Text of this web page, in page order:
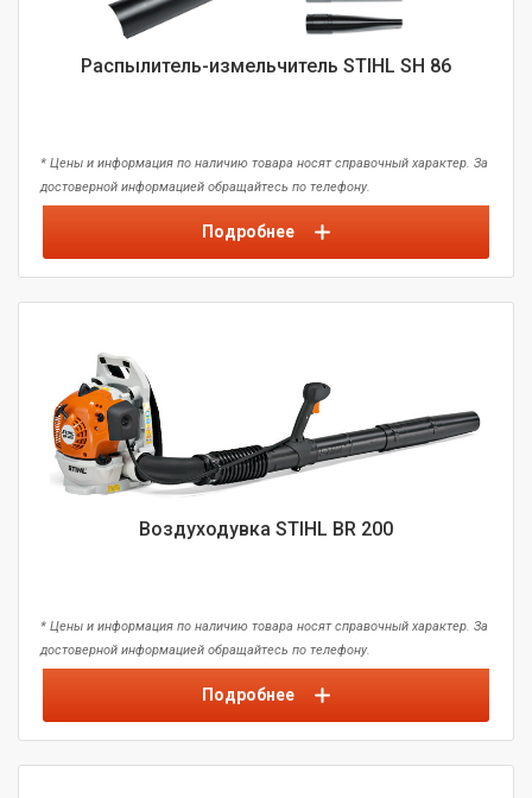
Распылитель-измельчитель STIHL SH 86
* Цены и информация по наличию товара носят справочный характер. За
достоверной информацией обращайтесь по телефону.
Подробнее
Воздуходувка STIHL BR 200
* Цены и информация по наличию товара носят справочный характер. За
достоверной информацией обращайтесь по телефону.
Подробнее